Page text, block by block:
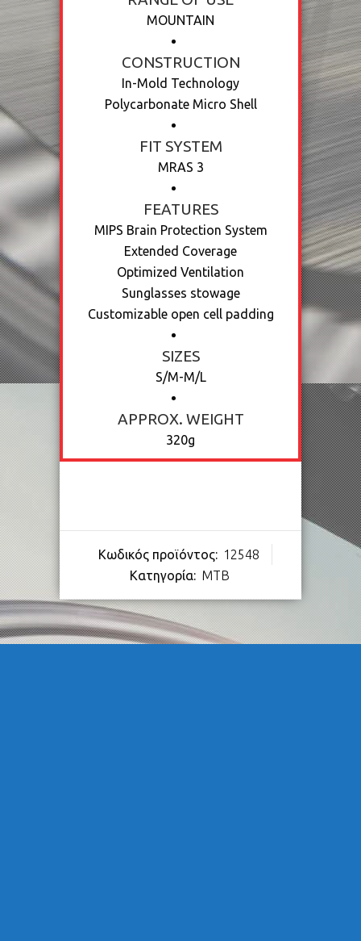
MOUNTAIN
CONSTRUCTION
In-Mold Technology
Polycarbonate Micro Shell
FIT SYSTEM
MRAS 3
FEATURES
MIPS Brain Protection System
Extended Coverage
Optimized Ventilation
Sunglasses stowage
Customizable open cell padding
SIZES
S/M-M/L
APPROX. WEIGHT
320g
Κωδικός προϊόντος: 12548
Κατηγορία: MTB